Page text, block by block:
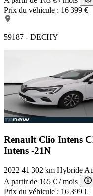
Prix du véhicule : 16 399 €
59187 - DECHY
Renault Clio Intens
Intens -21N
2022 41 302 km Hybride
A partir de 165 € / mois
Prix du véhicule : 16 399 €